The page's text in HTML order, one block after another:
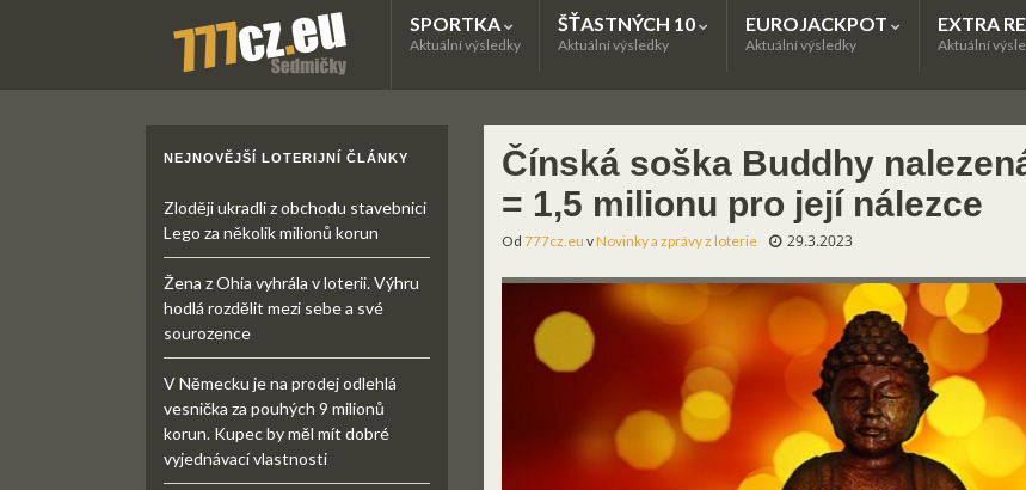
SPORTKA
Aktuální výsledky
ŠŤASTNÝCH 10
Aktuální výsledky
EUROJACKPOT
Aktuální výsledky
EXTRA
Aktuální
Čínská soška Buddhy
= 1,5 milionu pro její nálezce
Od 777cz.eu vNovinky a zprávy z loterie 29.3.2023
NEJNOVĚJŠÍ LOTERIJNÍ ČLÁNKY
Zloději ukradli z obchodu stavebnici
Lego za několik milionů korun
Žena z Ohia vyhrála v loterii. Výhru
hodlá rozdělit mezi sebe a své
sourozence
V Německu je na prodej odlehlá
vesnička za pouhých 9 milionů
korun. Kupec by měl mít dobré
vyjednávací vlastnosti